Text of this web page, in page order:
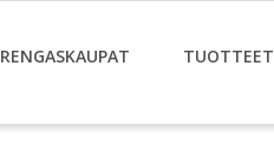
RENGASKAUPAT TUOTTEET